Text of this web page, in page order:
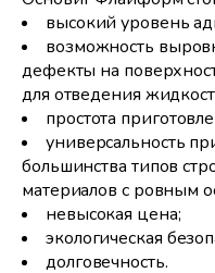
высокий уровень
возможность
дефекты на
для отведения
простота
универсальность
большинства типов
материалов с ровным
невысокая цена;
экологическая
долговечность.